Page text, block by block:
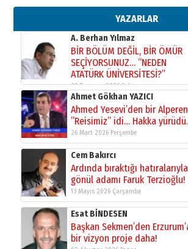
YAZARLAR
Esat BİNDESEN
Başkan Sekmen’den Erzurum’a
bir vizyon proje daha!
02 Ağustos 2026 Pazar
Kadir SABUNCUOĞLU
Erzurumspor’un köşe taşları
29 Haziran 2026 Pazartesi
Kenan GÜLERCİ
Murat Şahsuvaroğlu ERKON’da
çıtayı yukarı taşırken,
yönetimdekiler aşağı
çekmemeli!
17 Şubat 2026 SalıOrhan BOZKURT
Bir fotoğraf, bir şehir, bir
gazeteci… Dizginler kimin
elinde?